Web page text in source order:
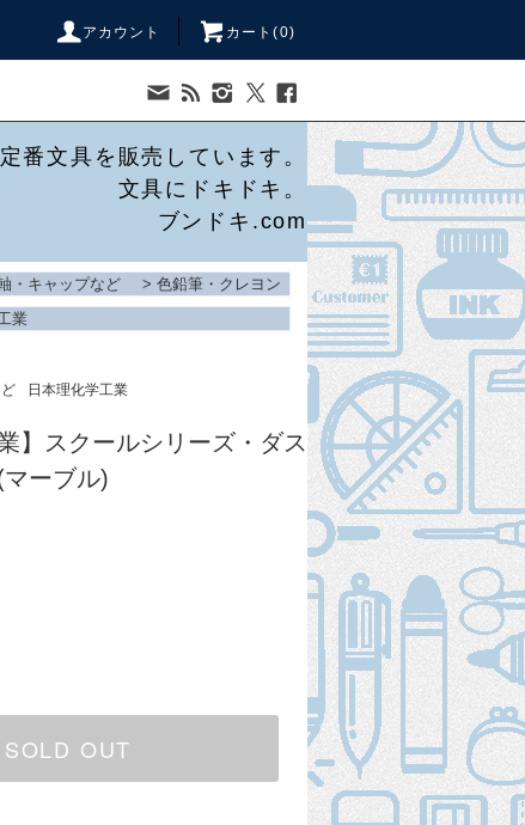
アカウント カート(0)
番文具を販売しています。
文具にドキドキ。
ブンドキ.com
・キャップなど > 色鉛筆・クレヨン
業
日本理化学工業
】スクールシリーズ・ダス
マーブル)
SOLD OUT